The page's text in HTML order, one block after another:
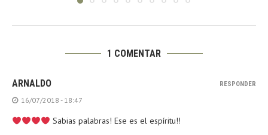
1 COMENTAR
ARNALDO
16/07/2018 - 18:47
Sabias palabras! Ese es el espíritu!!
RESPONDER